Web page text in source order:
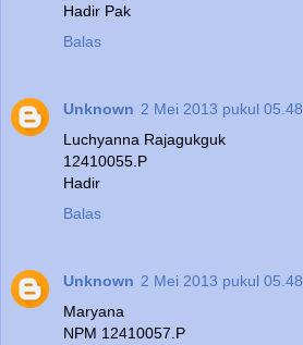
Hadir Pak
Balas
Unknown 2 Mei 2013 pukul 05.48
Luchyanna Rajagukguk
12410055.P
Hadir
Balas
Unknown 2 Mei 2013 pukul 05.48
Maryana
NPM 12410057.P